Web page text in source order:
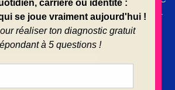
un levier parmi d’autres pour
et oser être soi.
LES EPISODES
les plateformes d’écoutes.